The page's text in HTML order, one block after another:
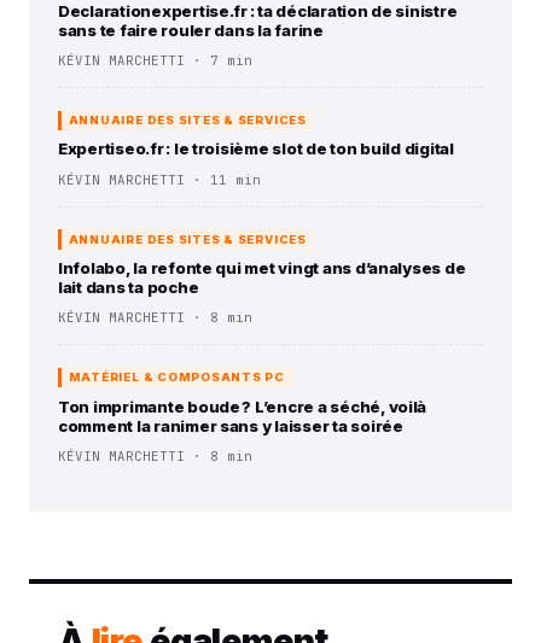
Declarationexpertise.fr : ta déclaration de sinistre
sans te faire rouler dans la farine
KÉVIN MARCHETTI · 7 min
ANNUAIRE DES SITES & SERVICES
Expertiseo.fr : le troisième slot de ton build digital
KÉVIN MARCHETTI · 11 min
ANNUAIRE DES SITES & SERVICES
Infolabo, la refonte qui met vingt ans d’analyses de
lait dans ta poche
KÉVIN MARCHETTI · 8 min
MATÉRIEL & COMPOSANTS PC
Ton imprimante boude ? L’encre a séché, voilà
comment la ranimer sans y laisser ta soirée
KÉVIN MARCHETTI · 8 min